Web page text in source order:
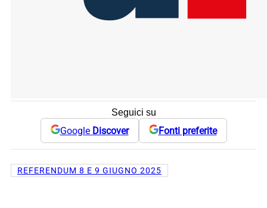
Seguici su
Google Discover Fonti preferite
REFERENDUM 8 E 9 GIUGNO 2025